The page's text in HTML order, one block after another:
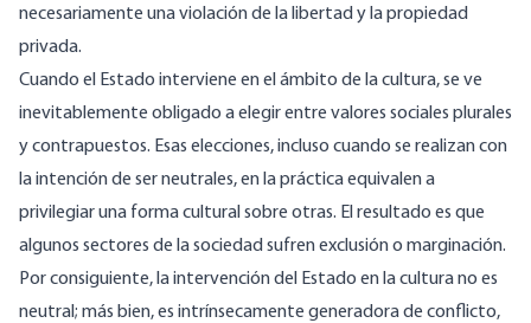
necesariamente una violación de la libertad y la propiedad
privada.
Cuando el Estado interviene en el ámbito de la cultura, se ve
inevitablemente obligado a elegir entre valores sociales plurales
y contrapuestos. Esas elecciones, incluso cuando se realizan con
la intención de ser neutrales, en la práctica equivalen a
privilegiar una forma cultural sobre otras. El resultado es que
algunos sectores de la sociedad sufren exclusión o marginación.
Por consiguiente, la intervención del Estado en la cultura no es
neutral; más bien, es intrínsecamente generadora de conflicto,